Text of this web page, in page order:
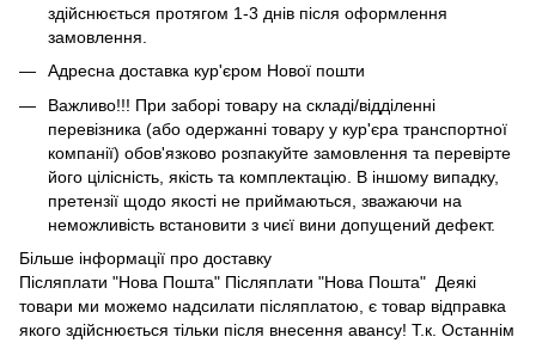
здійснюється протягом 1-3 днів після оформлення
замовлення.
Адресна доставка кур'єром Нової пошти
Важливо!!! При заборі товару на складі/відділенні
перевізника (або одержанні товару у кур'єра транспортної
компанії) обов'язково розпакуйте замовлення та перевірте
його цілісність, якість та комплектацію. В іншому випадку,
претензії щодо якості не приймаються, зважаючи на
неможливість встановити з чиєї вини допущений дефект.
Більше інформації про доставку
Післяплати "Нова Пошта" Післяплати "Нова Пошта" Деякі
товари ми можемо надсилати післяплатою, є товар відправка
якого здійснюється тільки після внесення авансу! Т.к. Останнім